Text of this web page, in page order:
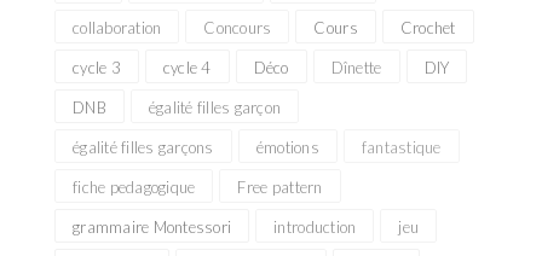
collaboration Concours Cours Crochet
cycle 3 cycle 4 Déco Dînette DIY
DNB égalité filles garçon
égalité filles garçons émotions fantastique
fiche pedagogique Free pattern
grammaire Montessori introduction jeu